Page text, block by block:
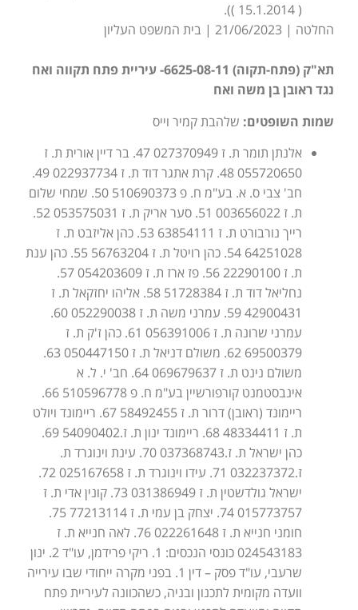
( 15.1.2014 )).
החלטה | 21/06/2023 | בית המשפט העליון
תא"ק (פתח-תקוה) 6625-08-11- עיריית פתח תקווה ואח
נגד ראובן בן משה ואח
שמות השופטים: שלהבת קמיר וייס
אלנתן תומר ת. ז 027370949 47. בר דיין אורית ת. ז
055720650 48. קרת אתגר דוד ת. ז 022937734 49.
חב' צבי ס. א. בע"מ ח. פ 510690373 50. שמחי שלום
ת. ז 003656022 51. סער אריק ת. ז 053575031 52.
רייך נורבורט ת. ז 63854111 53. כהן אליזבט ת. ז
64251028 54. כהן רויטל ת. ז 56763204 55. כהן ענת
ת. ז 22290100 56. פז ארז ת. ז 054203609 57.
נחליאל דוד ת. ז 51728384 58. אליהו יחזקאל ת. ז
42900431 59. עמרני משה ת. ז 052290038 60.
עמרני שרונה ת. ז 056391006 61. כהן ז'ק ת. ז
69500379 62. משולם דניאל ת. ז 050447150 63.
משולם נינט ת. ז 069679637 64. חב' י. ל. א
אינבסטמנט קורפורשיין בע"מ ח. פ 510596778 66.
ריימונד (ראובן) דרור ת. ז 58492455 67. ריימונד ויולט
ת. ז 48334411 68. ריימונד ינון ת. ז.54090402 69.
כהן ישראל ת. ז.037368743 70. עינת וינוגרד ת.
ז.032237372 71. עידו וינוגרד ת. ז 025167658 72.
ישראל גולדשטין ת. ז 031386949 73. קונין אדי ת. ז
015773757 74. יצחק בן עמי ת. ז 77213114 75.
חומני חנייא ת. ז 022261648 76. לאה חנייא ת. ז
024543183 כונסי הנכסים: 1. ריקי פרידמן, עו"ד 2. ינון
שרעבי, עו"ד פסק – דין 1. בפני מקרה ייחודי שבו עירייה
וועדה מקומית לתכנון ובניה, כשהכוונה לעיריית פתח